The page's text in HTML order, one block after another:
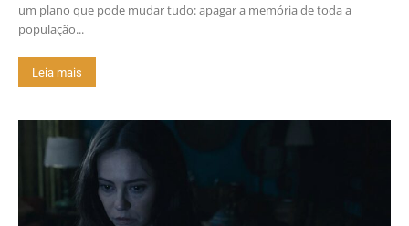
um plano que pode mudar tudo: apagar a memória de toda a
população...
Leia mais